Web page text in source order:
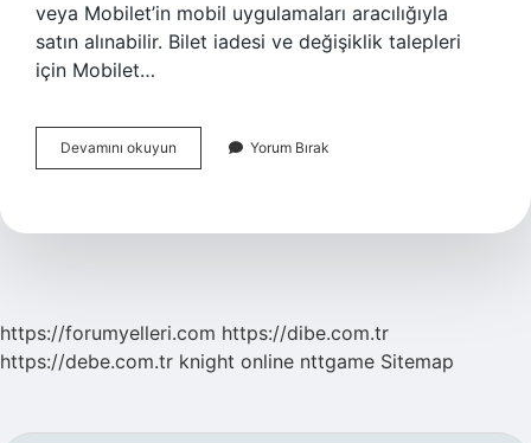
veya Mobilet’in mobil uygulamaları aracılığıyla
satın alınabilir. Bilet iadesi ve değişiklik talepleri
için Mobilet…
Devamını okuyun
Güldür
Zaman
Yorum Bırak
https://forumyelleri.com https://dibe.com.tr
https://debe.com.tr knight online nttgame Sitemap